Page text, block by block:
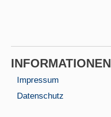
INFORMA­TIONEN
Impressum
Datenschutz